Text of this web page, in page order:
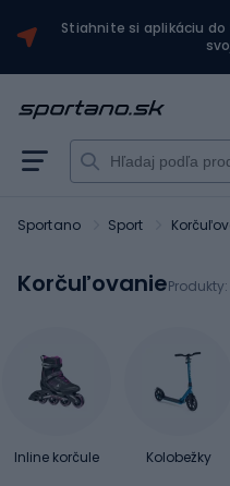
Stiahnite si aplikáciu do
Sportano Sport
KorčuľovanieProdukty:
Inline korčule Kolobežky